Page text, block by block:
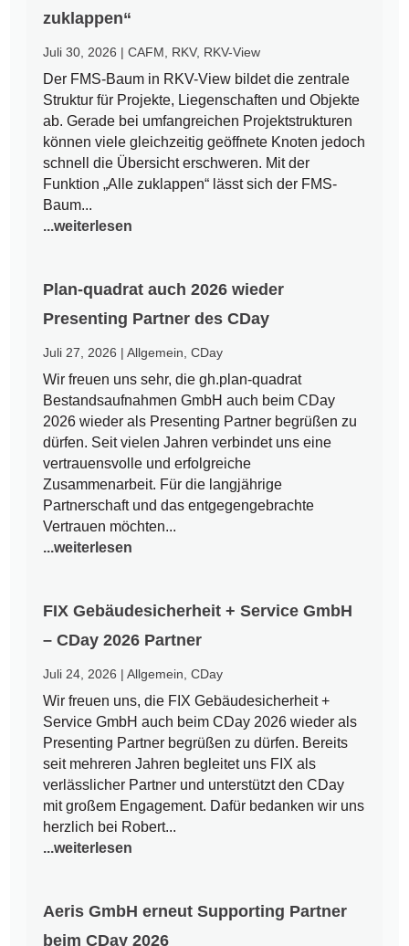
zuklappen“
Juli 30, 2026 |CAFM RKV, RKV-View
Der FMS-Baum in RKV-View bildet die zentrale
Struktur für Projekte, Liegenschaften und Objekte
ab. Gerade bei umfangreichen Projektstrukturen
können viele gleichzeitig geöffnete Knoten jedoch
schnell die Übersicht erschweren. Mit der
Funktion „Alle zuklappen“ lässt sich der FMS-
Baum...
...weiterlesen
Plan-quadrat auch 2026 wieder
Presenting Partner des CDay
Juli 27, 2026 |Allgemein ,CDay
Wir freuen uns sehr, die gh.plan-quadrat
Bestandsaufnahmen GmbH auch beim CDay
2026 wieder als Presenting Partner begrüßen zu
dürfen. Seit vielen Jahren verbindet uns eine
vertrauensvolle und erfolgreiche
Zusammenarbeit. Für die langjährige
Partnerschaft und das entgegengebrachte
Vertrauen möchten...
...weiterlesen
FIX Gebäudesicherheit + Service GmbH
– CDay 2026 Partner
Juli 24, 2026 |Allgemein ,CDay
Wir freuen uns, die FIX Gebäudesicherheit +
Service GmbH auch beim CDay 2026 wieder als
Presenting Partner begrüßen zu dürfen. Bereits
seit mehreren Jahren begleitet uns FIX als
verlässlicher Partner und unterstützt den CDay
mit großem Engagement. Dafür bedanken wir uns
herzlich bei Robert...
...weiterlesen
Aeris GmbH erneut Supporting Partner
beim CDay 2026